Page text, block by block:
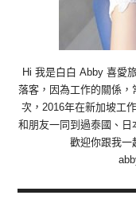
Hi 我是白白 Abby 喜愛
落客，因為工作的關係
次，2016年在新加坡工
和朋友一同到過泰國、日
歡迎你跟我一